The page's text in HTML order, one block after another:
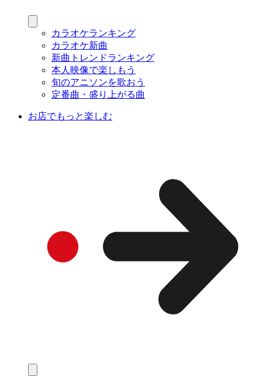
カラオケランキング
カラオケ新曲
新曲トレンドランキング
本人映像で楽しもう
旬のアニソンを歌おう
定番曲・盛り上がる曲
お店でもっと楽しむ